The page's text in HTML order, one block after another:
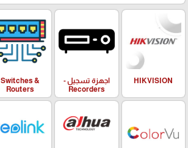
HIKVISION
اجهزة تسجيل -
Recorders
Switches &
Routers